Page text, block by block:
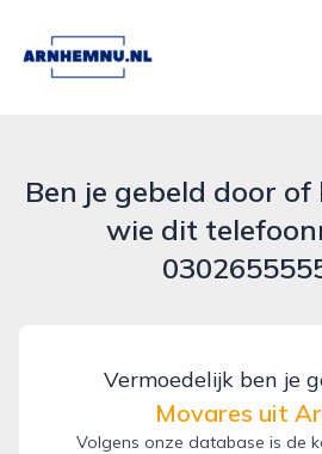
arnhemnu.nl
Ben je gebeld door
wie dit
Vermoedelijk ben je
Movares uit
Volgens onze database is de